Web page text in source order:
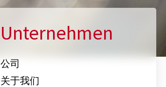
Unternehmen
公司
关于我们